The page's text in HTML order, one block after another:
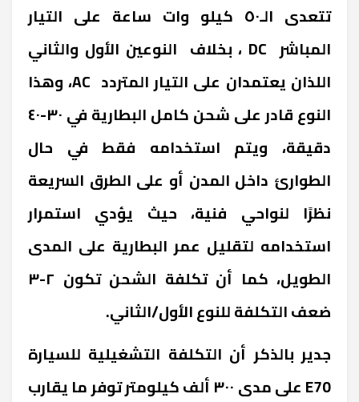
تتعدى الـ٥٠ كيلو وات ساعة على التيار
المباشر DC ، بخلاف النوعين الأول والثاني
اللذان يعتمدان على التيار المتردد AC، وهذا
النوع قادر على شحن كامل البطارية في ٣٠-٤٠
دقيقة، ويتم استخدامه فقط في حال
الطوارئ داخل المدن أو على الطرق السريعة
نظرًا لنواحي فنية، حيث يؤدي استمرار
استخدامه لتقليل عمر البطارية على المدى
الطويل، كما أن تكلفة الشحن تكون ٢-٣
ضعف التكلفة للنوع الأول/الثاني.
جدير بالذكر أن التكلفة التشغيلية للسيارة
E70
على مدى ٣٠٠ ألف كيلومتر توفر ما يقارب